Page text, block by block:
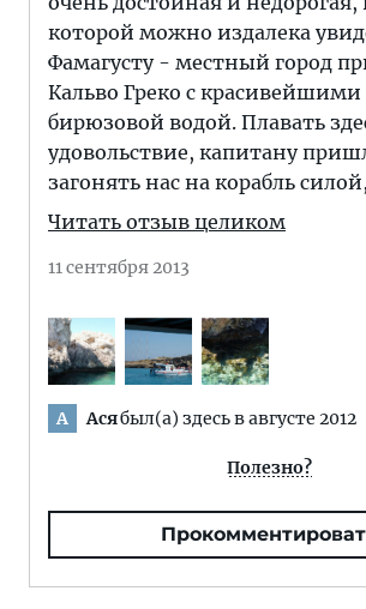
которой можно издалека
Фамагусту - местный город
Кальво Греко с
бирюзовой водой. Плавать
удовольствие, капитану
загонять нас на корабль силой,
Читать отзыв целиком
11 сентября 2013
А Асябыл(а) здесь в августе 2012
Полезно?